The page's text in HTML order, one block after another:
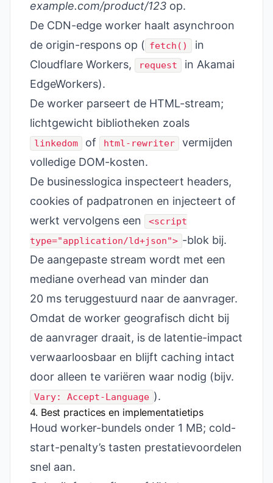
example.com/product/123 op.
De CDN-edge worker haalt asynchroon
de origin-respons op ( fetch()
in
Cloudflare Workers,
request
in Akamai
EdgeWorkers).
De worker parseert de HTML-stream;
lichtgewicht bibliotheken zoals
linkedom of html-rewriter
vermijden
volledige DOM-kosten.
De businesslogica inspecteert headers,
cookies of padpatronen en injecteert of
werkt vervolgens een
<script
type="application/ld+json"> -blok bij.
De aangepaste stream wordt met een
mediane overhead van minder dan
20 ms teruggestuurd naar de aanvrager.
Omdat de worker geografisch dicht bij
de aanvrager draait, is de latentie-impact
verwaarloosbaar en blijft caching intact
door alleen te variëren waar nodig (bijv.
Vary: Accept-Language ).
4. Best practices en implementatietips
Houd worker-bundels onder 1 MB; cold-
start-penalty’s tasten prestatievoordelen
snel aan.